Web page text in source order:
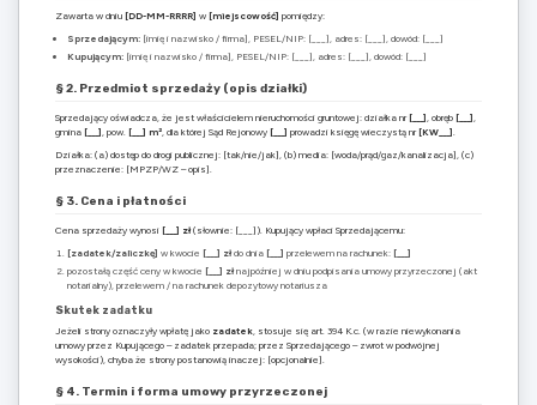
Zawarta w dniu [DD-MM-RRRR] w [miejscowość] pomiędzy:
Sprzedającym: [imię i nazwisko / firma], PESEL/NIP: [___], adres: [___], dowód: [___]
Kupującym: [imię i nazwisko / firma], PESEL/NIP: [___], adres: [___], dowód: [___]
§ 2. Przedmiot sprzedaży (opis działki)
Sprzedający oświadcza, że jest właścicielem nieruchomości gruntowej: działka nr[___] , obręb [___]
gmina [___] , pow. [___] m² , dla której Sąd Rejonowy [___] prowadzi księgę wieczystą nr[KW___]
Działka: (a) dostęp do drogi publicznej: [tak/nie/jak], (b) media: [woda/prąd/gaz/kanalizacja], (c)
przeznaczenie: [MPZP/WZ – opis].
§ 3. Cena i płatności
Cena sprzedaży wynosi [___] zł(słownie: [___]). Kupujący wpłaci Sprzedającemu:
[zadatek/zaliczkę] w kwocie [___] złdo dnia [___] przelewem na rachunek: [___]
pozostałą część ceny w kwocie [___] złnajpóźniej w dniu podpisania umowy przyrzeczonej (akt
notarialny), przelewem / na rachunek depozytowy notariusza
Skutek zadatku
Jeżeli strony oznaczyły wpłatę jako zadatek , stosuje się art. 394 K.c. (w razie niewykonania
umowy przez Kupującego – zadatek przepada; przez Sprzedającego – zwrot w podwójnej
wysokości), chyba że strony postanowią inaczej: [opcjonalnie].
§ 4. Termin i forma umowy przyrzeczonej